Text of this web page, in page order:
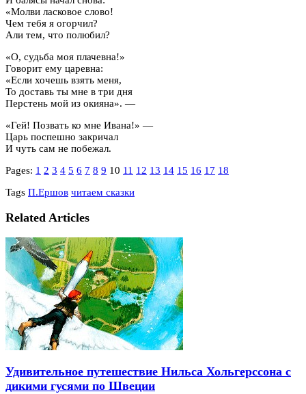
«Молви ласковое слово!
Чем тебя я огорчил?
Али тем, что полюбил?
«О, судьба моя плачевна!»
Говорит ему царевна:
«Если хочешь взять меня,
То доставь ты мне в три дня
Перстень мой из окияна». —
«Гей! Позвать ко мне Ивана!» —
Царь поспешно закричал
И чуть сам не побежал.
Pages: 1 2 3 4 5 6 7 8 9 10 11 12 13 14 15 16 17 18
Tags П.Ершов читаем сказки
Related Articles
Удивительное путешествие Нильса Хольгерссона с
дикими гусями по Швеции